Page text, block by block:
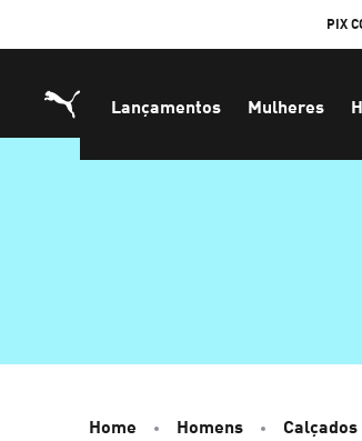
PIX
Lançamentos Mulheres
Home Homens Calçados